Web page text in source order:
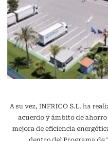
A su vez, INFRICO S.L. ha
acuerdo y ámbito de
mejora de eficiencia